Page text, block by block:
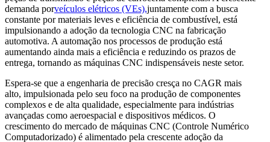
demanda porveículos elétricos (VEs),juntamente com a busca
constante por materiais leves e eficiência de combustível, está
impulsionando a adoção da tecnologia CNC na fabricação
automotiva. A automação nos processos de produção está
aumentando ainda mais a eficiência e reduzindo os prazos de
entrega, tornando as máquinas CNC indispensáveis ​​neste setor.
Espera-se que a engenharia de precisão cresça no CAGR mais
alto, impulsionada pelo seu foco na produção de componentes
complexos e de alta qualidade, especialmente para indústrias
avançadas como aeroespacial e dispositivos médicos. O
crescimento do mercado de máquinas CNC (Controle Numérico
Computadorizado) é alimentado pela crescente adoção da